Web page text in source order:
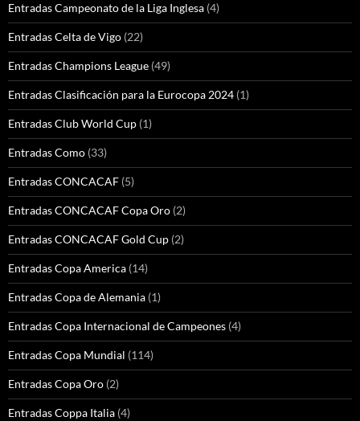
Entradas Campeonato de la Liga Inglesa (4)
Entradas Celta de Vigo (22)
Entradas Champions League (49)
Entradas Clasificación para la Eurocopa 2024 (1)
Entradas Club World Cup (1)
Entradas Como (33)
Entradas CONCACAF (5)
Entradas CONCACAF Copa Oro (2)
Entradas CONCACAF Gold Cup (2)
Entradas Copa America (14)
Entradas Copa de Alemania (1)
Entradas Copa Internacional de Campeones (4)
Entradas Copa Mundial (114)
Entradas Copa Oro (2)
Entradas Coppa Italia (4)